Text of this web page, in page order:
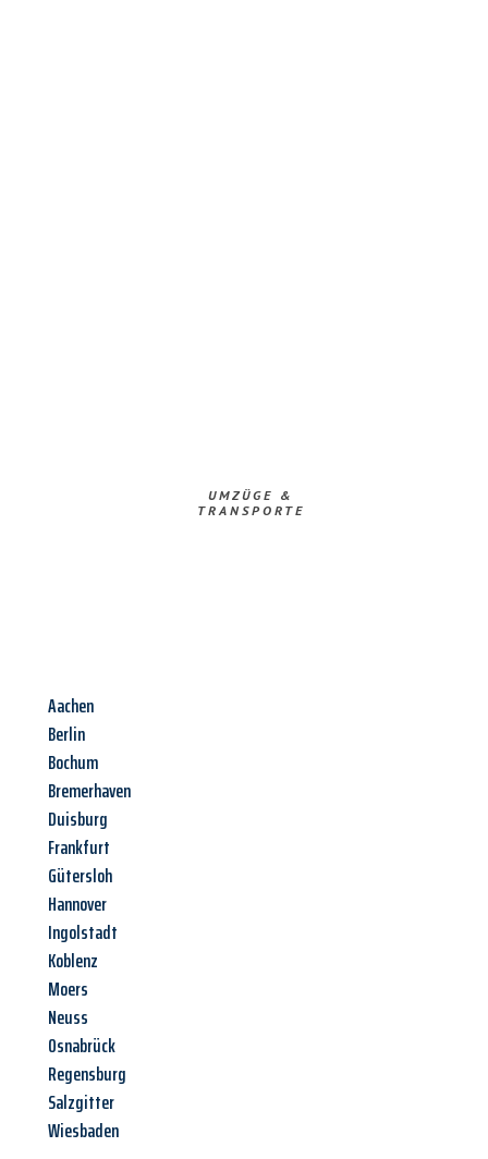
UMZÜGE &
TRANSPORTE
Aachen
Berlin
Bochum
Bremerhaven
Duisburg
Frankfurt
Gütersloh
Hannover
Ingolstadt
Koblenz
Moers
Neuss
Osnabrück
Regensburg
Salzgitter
Wiesbaden